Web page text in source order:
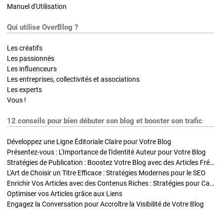
Manuel d'Utilisation
Qui utilise OverBlog ?
Les créatifs
Les passionnés
Les influenceurs
Les entreprises, collectivités et associations
Les experts
Vous !
12 conseils pour bien débuter son blog et booster son trafic
Développez une Ligne Éditoriale Claire pour Votre Blog
Présentez-vous : L'Importance de l'Identité Auteur pour Votre Blog
Stratégies de Publication : Boostez Votre Blog avec des Articles Fréquents et Exclusifs
L'Art de Choisir un Titre Efficace : Stratégies Modernes pour le SEO
Enrichir Vos Articles avec des Contenus Riches : Stratégies pour Captiver et Optimiser
Optimiser vos Articles grâce aux Liens
Engagez la Conversation pour Accroître la Visibilité de Votre Blog